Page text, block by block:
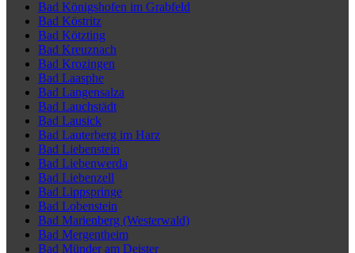
Bad Königshofen im Grabfeld
Bad Köstritz
Bad Kötzting
Bad Kreuznach
Bad Krozingen
Bad Laasphe
Bad Langensalza
Bad Lauchstädt
Bad Lausick
Bad Lauterberg im Harz
Bad Liebenstein
Bad Liebenwerda
Bad Liebenzell
Bad Lippspringe
Bad Lobenstein
Bad Marienberg (Westerwald)
Bad Mergentheim
Bad Münder am Deister